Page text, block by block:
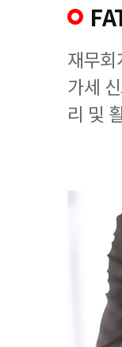
재무
가세
리 및